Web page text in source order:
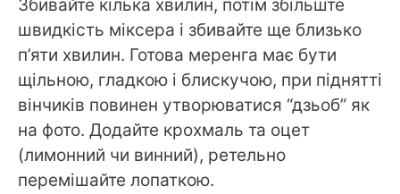
Збивайте кілька хвилин, потім збільште
швидкість міксера і збивайте ще близько
п’яти хвилин. Готова меренга має бути
щільною, гладкою і блискучою, при піднятті
вінчиків повинен утворюватися “дзьоб” як
на фото. Додайте крохмаль та оцет
(лимонний чи винний), ретельно
перемішайте лопаткою.